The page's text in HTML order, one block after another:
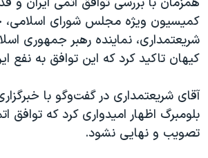
آرشیو پخش زنده
مجموعه مستندهای دادخواهی
تریبونال مردمی آبان ۹۸
دادگاه حمید نوری
چهل سال گروگان‌گیری
قانون شفافیت دارائی کادر رهبری ایران
اعتراضات مردمی آبان ۹۸
کمیسیون ویژه مجلس شورای
شریعتمداری، نماینده رهبر جمهوری
کیهان تاکید کرد که این توافق به نفع
آقای شریعتمداری در گفت‌وگو با
بلومبرگ اظهار امیدواری کرد که توافق
تصویب و نهایی نشود.